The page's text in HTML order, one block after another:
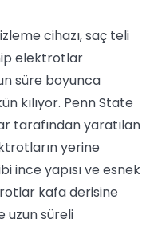
cihazı, saç teli
elektrotlar
süre boyunca
kılıyor. Penn State
tarafından yaratılan
yerine
ince yapısı ve esnek
kafa derisine
uzun süreli